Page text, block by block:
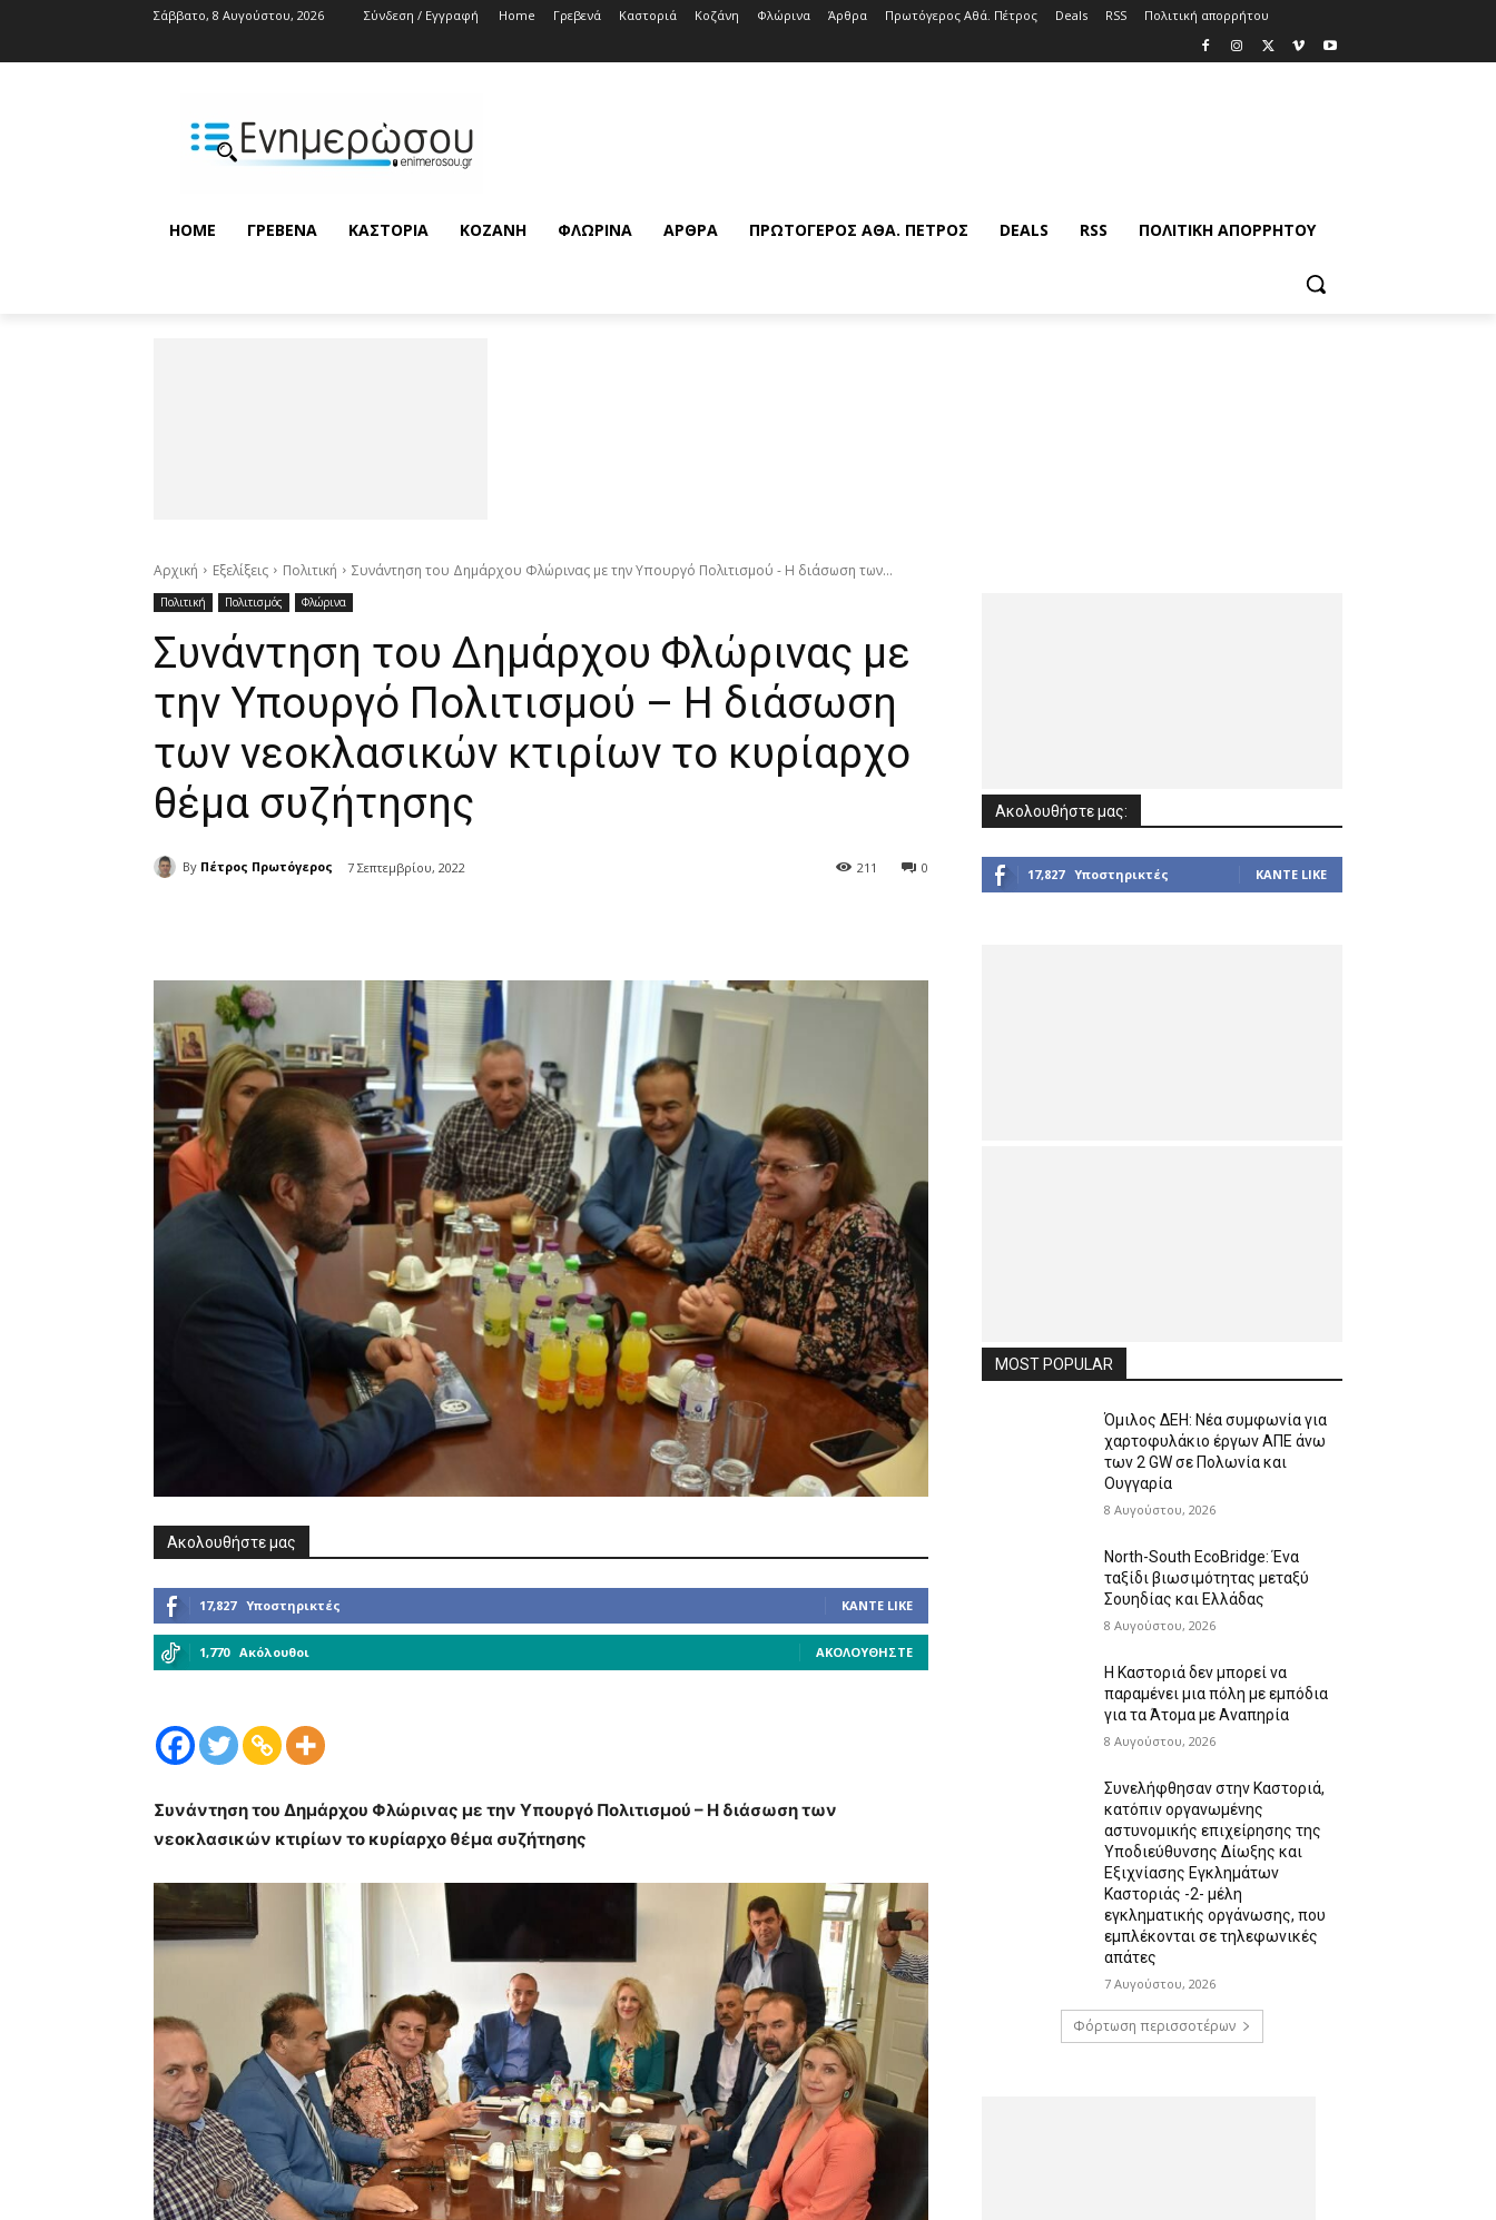
Σάββατο, 8 Αυγούστου, 2026 Σύνδεση / Εγγραφή Home Γρεβενά Καστοριά Κοζάνη Φλώρινα Άρθρα Πρωτόγερος Αθά. Πέτρος Deals RSS Πολιτική απορρήτου
HOME ΓΡΕΒΕΝΆ ΚΑΣΤΟΡΙΆ ΚΟΖΆΝΗ ΦΛΏΡΙΝΑ ΆΡΘΡΑ ΠΡΩΤΌΓΕΡΟΣ ΑΘΆ. ΠΈΤΡΟΣ DEALS RSS ΠΟΛΙΤΙΚΉ ΑΠΟΡΡΉΤΟΥ
Αρχική Εξελίξεις Πολιτική Συνάντηση του Δημάρχου Φλώρινας με την Υπουργό Πολιτισμού - Η διάσωση των...
Πολιτική Πολιτισμός Φλώρινα
Συνάντηση του Δημάρχου Φλώρινας με
την Υπουργό Πολιτισμού – Η διάσωση
των νεοκλασικών κτιρίων το κυρίαρχο
θέμα συζήτησης
By Πέτρος Πρωτόγερος 7 Σεπτεμβρίου, 2022 0
211
Ακολουθήστε μας
17,827 Υποστηρικτές ΚΆΝΤΕ LIKE
1,770 Ακόλουθοι ΑΚΟΛΟΥΘΉΣΤΕ
Συνάντηση του Δημάρχου Φλώρινας με την Υπουργό Πολιτισμού – Η διάσωση των
νεοκλασικών κτιρίων το κυρίαρχο θέμα συζήτησης
Ακολουθήστε μας:
17,827 Υποστηρικτές ΚΆΝΤΕ LIKE
MOST POPULAR
Όμιλος ΔΕΗ: Νέα συμφωνία για
χαρτοφυλάκιο έργων ΑΠΕ άνω
των 2 GW σε Πολωνία και
Ουγγαρία
8 Αυγούστου, 2026
North-South EcoBridge: Ένα
ταξίδι βιωσιμότητας μεταξύ
Σουηδίας και Ελλάδας
8 Αυγούστου, 2026
Η Καστοριά δεν μπορεί να
παραμένει μια πόλη με εμπόδια
για τα Άτομα με Αναπηρία
8 Αυγούστου, 2026
Συνελήφθησαν στην Καστοριά,
κατόπιν οργανωμένης
αστυνομικής επιχείρησης της
Υποδιεύθυνσης Δίωξης και
Εξιχνίασης Εγκλημάτων
Καστοριάς -2- μέλη
εγκληματικής οργάνωσης, που
εμπλέκονται σε τηλεφωνικές
απάτες
7 Αυγούστου, 2026
Φόρτωση περισσοτέρων